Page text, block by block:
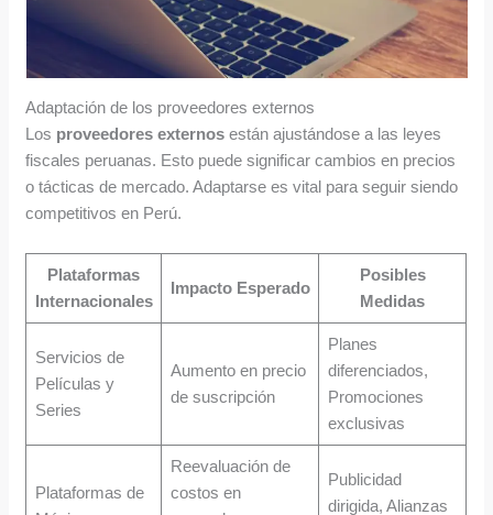
Adaptación de los proveedores externos
Los proveedores externos están ajustándose a las leyes
fiscales peruanas. Esto puede significar cambios en precios
o tácticas de mercado. Adaptarse es vital para seguir siendo
competitivos en Perú.
Plataformas
Internacionales
Impacto Esperado
Posibles
Medidas
Servicios de
Películas y
Series
Aumento en precio
de suscripción
Planes
diferenciados,
Promociones
exclusivas
Plataformas de
Reevaluación de
costos en
Publicidad
dirigida, Alianzas